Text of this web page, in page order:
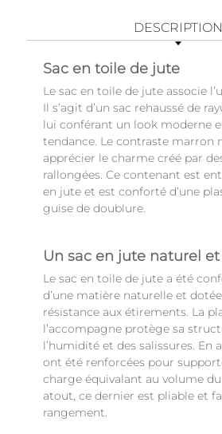
DESCRIPTION
Sac en toile de jute
Le sac en toile de jute associe
Il s’agit d’un sac rehaussé de
lui conférant un look moderne
tendance. Le contraste marron
apprécier le charme créé par
rallongées. Ce contenant est
en jute et est conforté d’une
guise de doublure.
Un sac en jute naturel
Le sac en toile de jute a été
d’une matière naturelle et
résistance aux étirements. La
l’accompagne protège sa
l’humidité et des salissures. En
ont été renforcées pour
charge équivalant au volume
atout, ce dernier est pliable et
rangement.